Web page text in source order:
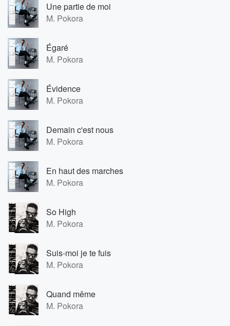
Une partie de moi
M. Pokora
Égaré
M. Pokora
Évidence
M. Pokora
Demain c'est nous
M. Pokora
En haut des marches
M. Pokora
So High
M. Pokora
Suis-moi je te fuis
M. Pokora
Quand même
M. Pokora